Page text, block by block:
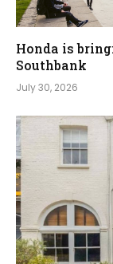
Honda is
Southbank
July 30, 2026